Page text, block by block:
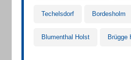
Techelsdorf Bordesholm
Blumenthal Holst Brügge